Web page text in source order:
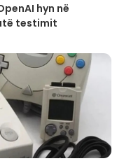
hyn në
testimit